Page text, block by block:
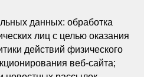
данных: обработка
лиц с целью оказания
действий физического
веб-сайта;